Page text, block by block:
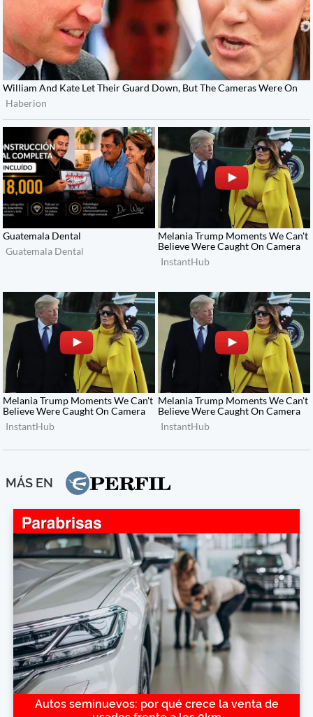
MÁS EN
Autos seminuevos: por qué crece la venta de